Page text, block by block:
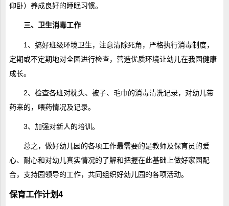
仰卧）养成良好的睡眠习惯。
三、卫生消毒工作
1、搞好班级环境卫生，注意清除死角，严格执行消毒制度，
定期或不定期地对全园进行检查，营造优质环境让幼儿在我园健康
成长。
2、检查各班对枕头、被子、毛巾的消毒清洗记录，对幼儿带
药来的，喂药情况及记录。
3、加强对新人的培训。
总之，做好幼儿园的各项工作最需要的是教师及保育员的爱
心、耐心和对幼儿真实情况的了解和把握在此基础上做好家园配
合，支持园领导的工作，共同组织好幼儿园的各项活动。
保育工作计划4